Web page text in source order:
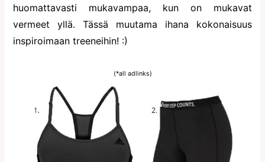
huomattavasti mukavampaa, kun on mukavat
vermeet yllä. Tässä muutama ihana kokonaisuus
inspiroimaan treeneihin! :)
(*all adlinks)